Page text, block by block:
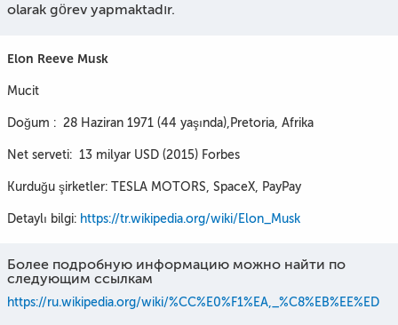
olarak görev yapmaktadır.
Elon Reeve Musk
Mucit
Doğum : 28 Haziran 1971 (44 yaşında),Pretoria, Afrika
Net serveti: 13 milyar USD (2015) Forbes
Kurduğu şirketler: TESLA MOTORS, SpaceX, PayPay
Detaylı bilgi: https://tr.wikipedia.org/wiki/Elon_Musk
Более подробную информацию можно найти по
следующим ссылкам
https://ru.wikipedia.org/wiki/%CC%E0%F1%EA,_%C8%EB%EE%ED